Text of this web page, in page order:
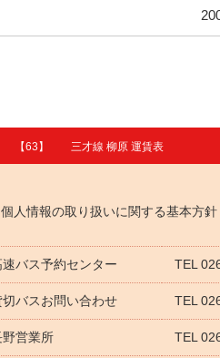
【63】 三才線 柳原 運賃表
個人情報の取り扱いに関する基本方針
速バス予約センター TEL
切バスお問い合わせ TEL
野営業所 TEL